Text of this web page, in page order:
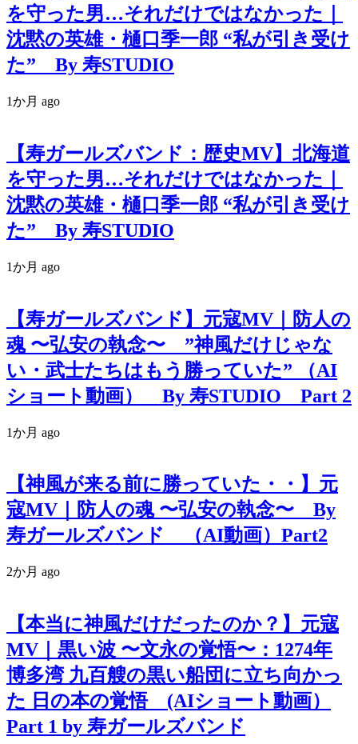
を守った男…それだけではなかった｜
沈黙の英雄・樋口季一郎 “私が引き受け
た” By 寿STUDIO
1か月 ago
【寿ガールズバンド：歴史MV】北海道
を守った男…それだけではなかった｜
沈黙の英雄・樋口季一郎 “私が引き受け
た” By 寿STUDIO
1か月 ago
【寿ガールズバンド】元寇MV｜防人の
魂 〜弘安の執念〜 ”神風だけじゃな
い・武士たちはもう勝っていた” （AI
ショート動画） By 寿STUDIO Part 2
1か月 ago
【神風が来る前に勝っていた・・】元
寇MV｜防人の魂 〜弘安の執念〜 By
寿ガールズバンド （AI動画）Part2
2か月 ago
【本当に神風だけだったのか？】元寇
MV｜黒い波 〜文永の覚悟〜：1274年
博多湾 九百艘の黒い船団に立ち向かっ
た 日の本の覚悟 (AIショート動画）
Part 1 by 寿ガールズバンド